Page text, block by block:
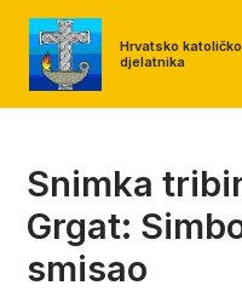
Skip
content
Hrvatsko
djelatnika
Snimka
Grgat:
smisao